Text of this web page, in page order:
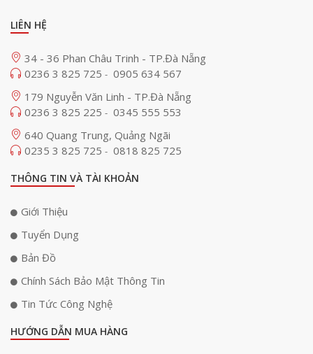
LIÊN HỆ
34 - 36 Phan Châu Trinh - TP.Đà Nẵng
0236 3 825 725 - 0905 634 567
179 Nguyễn Văn Linh - TP.Đà Nẵng
0236 3 825 225 - 0345 555 553
640 Quang Trung, Quảng Ngãi
0235 3 825 725 - 0818 825 725
THÔNG TIN VÀ TÀI KHOẢN
Giới Thiệu
Tuyển Dụng
Bản Đồ
Chính Sách Bảo Mật Thông Tin
Tin Tức Công Nghệ
HƯỚNG DẪN MUA HÀNG